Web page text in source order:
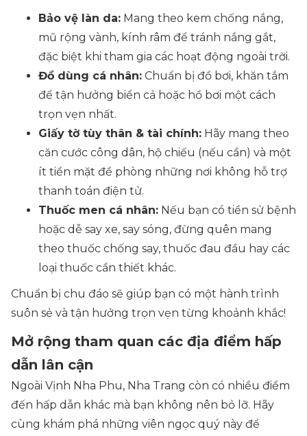
Bảo vệ làn da: Mang theo kem chống nắng,
mũ rộng vành, kính râm để tránh nắng gắt,
đặc biệt khi tham gia các hoạt động ngoài trời.
Đồ dùng cá nhân: Chuẩn bị đồ bơi, khăn tắm
để tận hưởng biển cả hoặc hồ bơi một cách
trọn vẹn nhất.
Giấy tờ tùy thân & tài chính: Hãy mang theo
căn cước công dân, hộ chiếu (nếu cần) và một
ít tiền mặt đề phòng những nơi không hỗ trợ
thanh toán điện tử.
Thuốc men cá nhân: Nếu bạn có tiền sử bệnh
hoặc dễ say xe, say sóng, đừng quên mang
theo thuốc chống say, thuốc đau đầu hay các
loại thuốc cần thiết khác.
Chuẩn bị chu đáo sẽ giúp bạn có một hành trình
suôn sẻ và tận hưởng trọn vẹn từng khoảnh khắc!
Mở rộng tham quan các địa điểm hấp
dẫn lân cận
Ngoài Vịnh Nha Phu, Nha Trang còn có nhiều điểm
đến hấp dẫn khác mà bạn không nên bỏ lỡ. Hãy
cùng khám phá những viên ngọc quý này để